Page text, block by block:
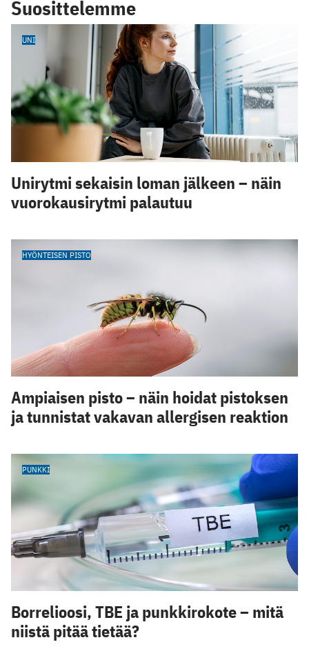
Suosittelemme
UNI
Unirytmi sekaisin loman jälkeen – näin
vuorokausirytmi palautuu
HYÖNTEISEN PISTO
Ampiaisen pisto – näin hoidat pistoksen
ja tunnistat vakavan allergisen reaktion
PUNKKI
Borrelioosi, TBE ja punkkirokote – mitä
niistä pitää tietää?